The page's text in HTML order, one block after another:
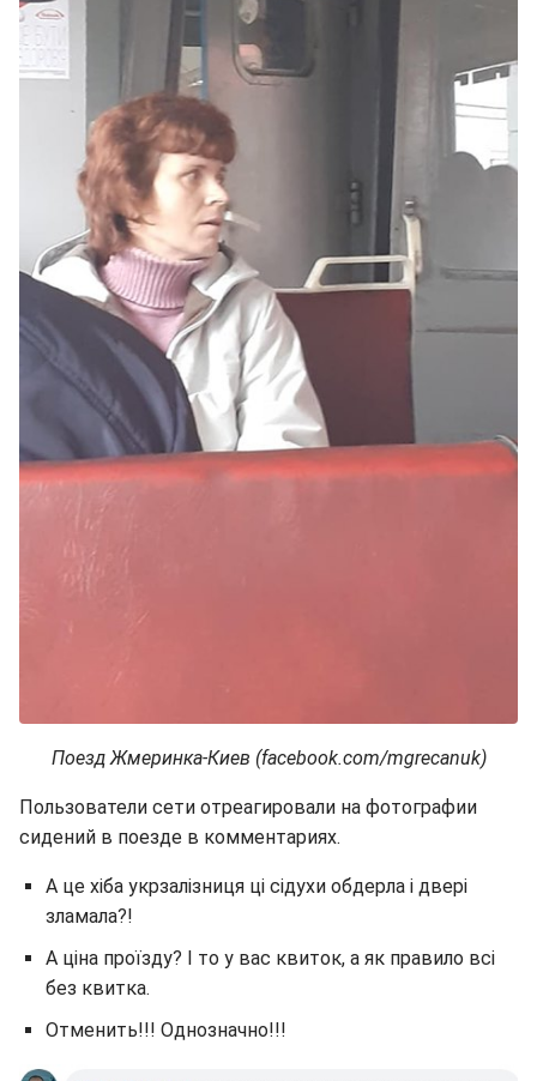
Поезд Жмеринка-Киев (facebook.com/mgrecanuk)
Пользователи сети отреагировали на фотографии
сидений в поезде в комментариях.
А це хіба укрзалізниця ці сідухи обдерла і двері
зламала?!
А ціна проїзду? І то у вас квиток, а як правило всі
без квитка.
Отменить!!! Однозначно!!!